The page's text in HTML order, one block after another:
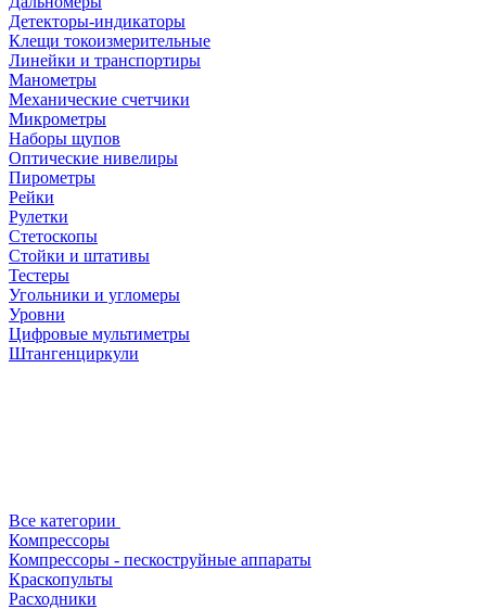
Детекторы-индикаторы
Клещи токоизмерительные
Линейки и транспортиры
Манометры
Механические счетчики
Микрометры
Наборы щупов
Оптические нивелиры
Пирометры
Рейки
Рулетки
Стетоскопы
Стойки и штативы
Тестеры
Угольники и угломеры
Уровни
Цифровые мультиметры
Штангенциркули
Все категории
Компрессоры
Компрессоры - пескоструйные аппараты
Краскопульты
Расходники